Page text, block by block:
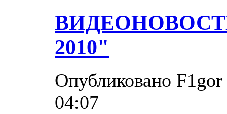
2010"
Опубликовано
04:07